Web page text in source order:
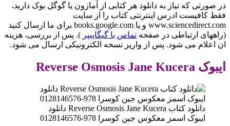
در صورتی که نیاز به دانلود هر کتابی از آمازون یا گوگل بوک دارید،
فقط کافیست ادرس اینترنتی کتاب را از سایت
www.sciencedirect.com و یا books.google.com برای ما ارسال کنید
(راههای ارتباطی در صفحه تماس با گیگاپیپر ). پس از بررسی، هزینه
ان اعلام می شود. پس از واریز نسخه الکترونیکی ارسال می شود.
ایبوک Reverse Osmosis Jane Kucera
دانلود کتاب Reverse Osmosis Jane Kucera دانلود
ایبوک اسمز معکوس جین کوسرا 978-0128146576